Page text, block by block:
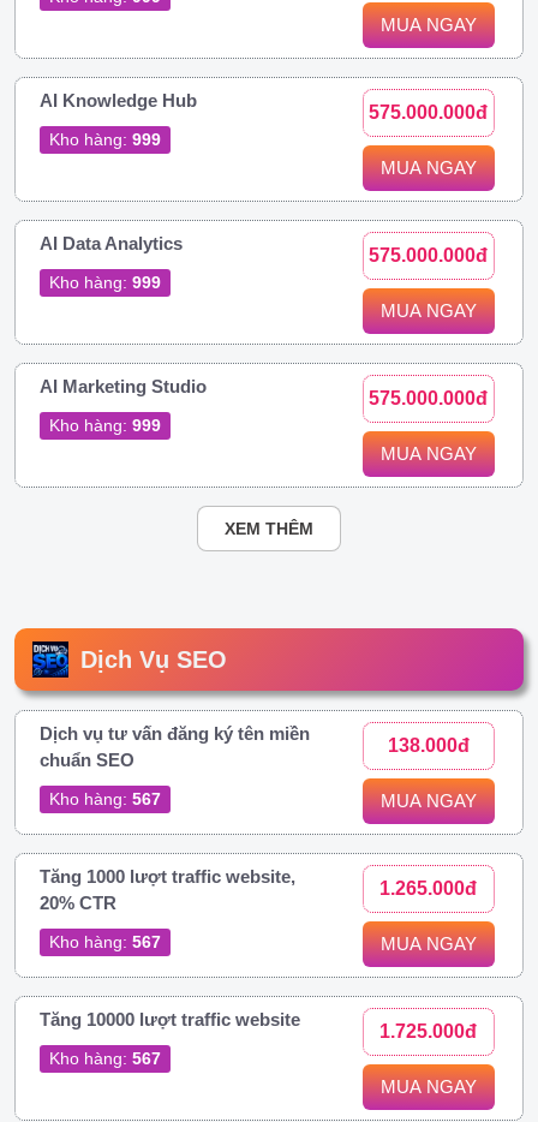
MUA NGAY
AI Knowledge Hub
Kho hàng: 999
575.000.000đ
MUA NGAY
AI Data Analytics
Kho hàng: 999
575.000.000đ
MUA NGAY
AI Marketing Studio
Kho hàng: 999
575.000.000đ
MUA NGAY
XEM THÊM
Dịch Vụ SEO
Dịch vụ tư vấn đăng ký tên miền
chuẩn SEO
Kho hàng: 567
138.000đ
MUA NGAY
Tăng 1000 lượt traffic website,
20% CTR
Kho hàng: 567
1.265.000đ
MUA NGAY
Tăng 10000 lượt traffic website
Kho hàng: 567
1.725.000đ
MUA NGAY